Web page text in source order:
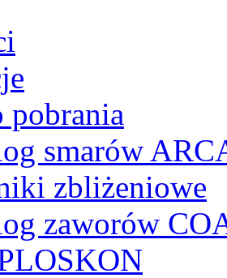
smarów
zbliżeniowe
zaworów